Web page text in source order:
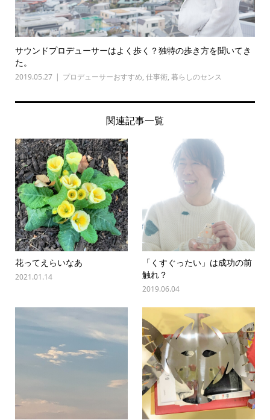
サウンドプロデューサーはよく歩く？独特の歩き方を聞いてき
た。
2019.05.27 プロデューサーおすすめ, 仕事術, 暮らしのセンス
関連記事一覧
花ってえらいなあ
2021.01.14
「くすぐったい」は成功の前
触れ？
2019.06.04